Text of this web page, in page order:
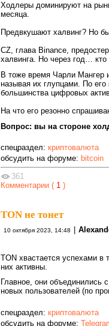
Ходлеры доминируют на
месяца.
Предвкушают халвинг? Но
CZ, глава Binance,
халвинга. Но через год…
В тоже время Чарли Мангер
называя их глупцами. По
большинства цифровых
На что его резонно
Вопрос: вы на стороне
спецраздел: криптовалюта
обсудить на форуме: bitcoin
361
Комментарии ( 1 )
TON не тонет
10 октября 2023, 14:48
TON хвастается успехами
них активны.
Главное, они объединились
новых пользователей (по
спецраздел: криптовалюта
обсудить на форуме: